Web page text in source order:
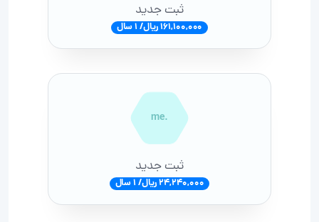
ثبت جدید
161,100,000 ریال/ 1 سال
.me
ثبت جدید
24,240,000 ریال/ 1 سال